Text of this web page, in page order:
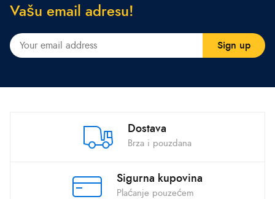
Vašu emai ad resu!
Dostava
Brza i pouzdana
Sigurna kupovina
Plaćanje pouzećem